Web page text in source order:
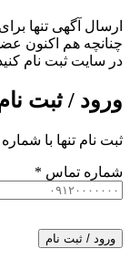
ارسال آگهی تنها
چنانچه هم‌ اکنون
در سایت ثبت نام
ورود / ثبت
ثبت نام تنها با
شماره تماس *
ورود / ثبت نام